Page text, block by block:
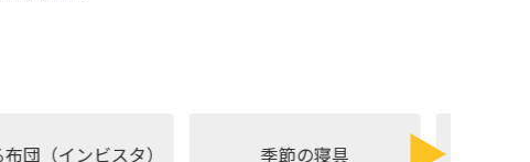
インビスタ） 季節の寝具 敷布団・マ